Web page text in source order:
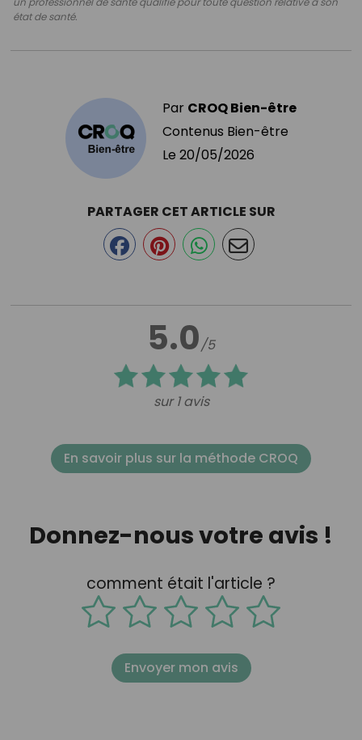
état de santé.
Par CROQ Bien-être
Contenus Bien-être
Le 20/05/2026
5.0/5
sur 1 avis
PARTAGER CET ARTICLE SUR
En savoir plus sur la méthode CROQ
Donnez-nous votre avis !
comment était l'article ?
Envoyer mon avis